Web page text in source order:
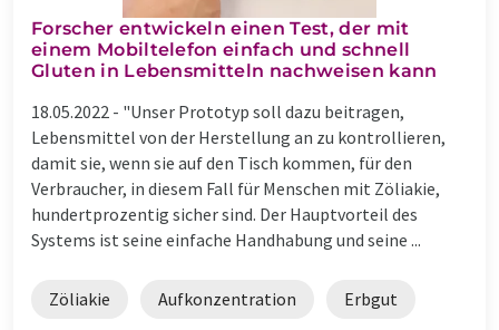
Forscher entwickeln einen Test, der mit
einem Mobiltelefon einfach und schnell
Gluten in Lebensmitteln nachweisen kann
18.05.2022 - "Unser Prototyp soll dazu beitragen,
Lebensmittel von der Herstellung an zu kontrollieren,
damit sie, wenn sie auf den Tisch kommen, für den
Verbraucher, in diesem Fall für Menschen mit Zöliakie,
hundertprozentig sicher sind. Der Hauptvorteil des
Systems ist seine einfache Handhabung und seine ...
Zöliakie Aufkonzentration Erbgut